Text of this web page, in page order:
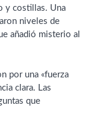
y costillas. Una
niveles de
añadió misterio al
por una «fuerza
clara. Las
que